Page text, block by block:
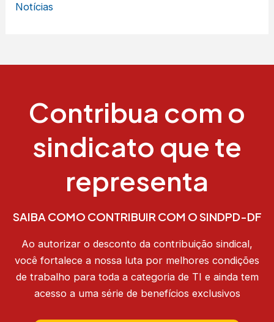
Notícias
Contribua com o
sindicato que te
representa
SAIBA COMO CONTRIBUIR COM O SINDPD-DF
Ao autorizar o desconto da contribuição sindical,
você fortalece a nossa luta por melhores condições
de trabalho para toda a categoria de TI e ainda tem
acesso a uma série de benefícios exclusivos